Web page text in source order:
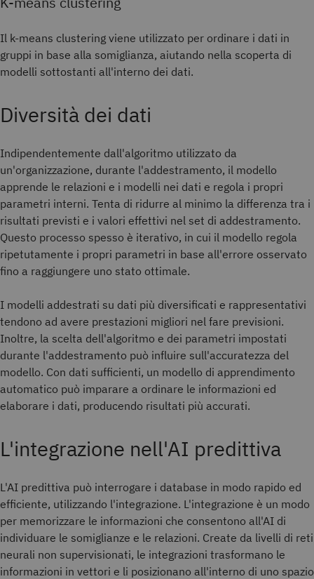
Il k-means clustering viene utilizzato per ordinare i dati in
gruppi in base alla somiglianza, aiutando nella scoperta di
modelli sottostanti all'interno dei dati.
Diversità dei dati
Indipendentemente dall'algoritmo utilizzato da
un'organizzazione, durante l'addestramento, il modello
apprende le relazioni e i modelli nei dati e regola i propri
parametri interni. Tenta di ridurre al minimo la differenza tra i
risultati previsti e i valori effettivi nel set di addestramento.
Questo processo spesso è iterativo, in cui il modello regola
ripetutamente i propri parametri in base all'errore osservato
fino a raggiungere uno stato ottimale.
I modelli addestrati su dati più diversificati e rappresentativi
tendono ad avere prestazioni migliori nel fare previsioni.
Inoltre, la scelta dell'algoritmo e dei parametri impostati
durante l'addestramento può influire sull'accuratezza del
modello. Con dati sufficienti, un modello di apprendimento
automatico può imparare a ordinare le informazioni ed
elaborare i dati, producendo risultati più accurati.
L'integrazione nell'AI predittiva
L'AI predittiva può interrogare i database in modo rapido ed
efficiente, utilizzando l'integrazione. L'integrazione è un modo
per memorizzare le informazioni che consentono all'AI di
individuare le somiglianze e le relazioni. Create da livelli di reti
neurali non supervisionati, le integrazioni trasformano le
informazioni in vettori e li posizionano all'interno di uno spazio